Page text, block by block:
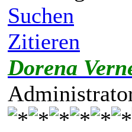
Suchen
Zitieren
Dorena